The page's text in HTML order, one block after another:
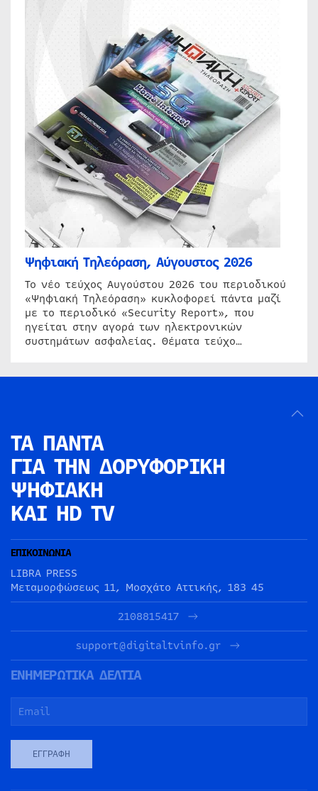
Ψηφιακή Τηλεόραση, Αύγουστος 2026
Το νέο τεύχος Αυγούστου 2026 του περιοδικού
«Ψηφιακή Τηλεόραση» κυκλοφορεί πάντα μαζί
με το περιοδικό «Security Report», που
ηγείται στην αγορά των ηλεκτρονικών
συστημάτων ασφαλείας. Θέματα τεύχο…
ΤΑ ΠΑΝΤΑ
ΓΙΑ ΤΗΝ ΔΟΡΥΦΟΡΙΚΗ
ΨΗΦΙΑΚΗ
ΚΑΙ HD TV
ΕΠΙΚΟΙΝΩΝΙΑ
LIBRA PRESS
Μεταμορφώσεως 11, Μοσχάτο Αττικής, 183 45
2108815417
support@digitaltvinfo.gr
ΕΝΗΜΕΡΩΤΙΚΑ ΔΕΛΤΙΑ
ΕΓΓΡΑΦΉ